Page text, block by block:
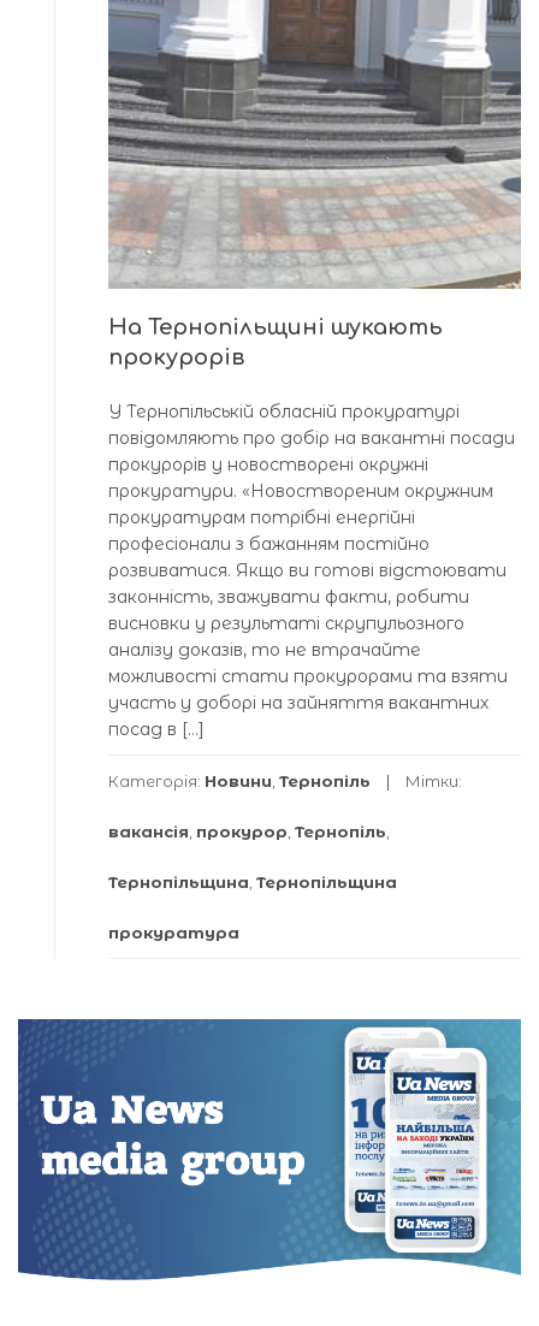
На Тернопільщині шукають
прокурорів
У Тернопільській обласній прокуратурі
повідомляють про добір на вакантні посади
прокурорів у новостворені окружні
прокуратури. «Новоствореним окружним
прокуратурам потрібні енергійні
професіонали з бажанням постійно
розвиватися. Якщо ви готові відстоювати
законність, зважувати факти, робити
висновки у результаті скрупульозного
аналізу доказів, то не втрачайте
можливості стати прокурорами та взяти
участь у доборі на зайняття вакантних
посад в […]
Категорія: Новини Тернопіль Мітки:
вакансія прокурор Тернопіль
Тернопільщина Тернопільщина
прокуратура